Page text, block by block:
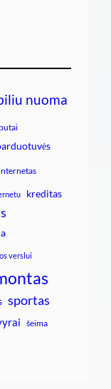
nuoma
kreditas
verslui
sportas
šeima